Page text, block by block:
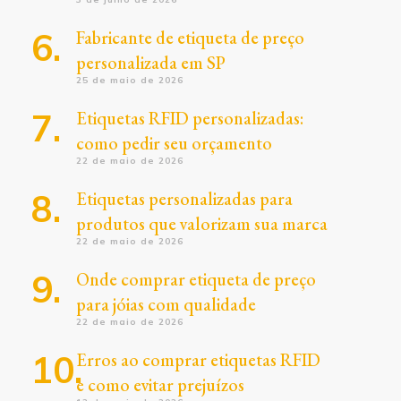
Fabricante de etiqueta de preço
personalizada em SP
25 de maio de 2026
Etiquetas RFID personalizadas:
como pedir seu orçamento
22 de maio de 2026
Etiquetas personalizadas para
produtos que valorizam sua marca
22 de maio de 2026
Onde comprar etiqueta de preço
para jóias com qualidade
22 de maio de 2026
Erros ao comprar etiquetas RFID
e como evitar prejuízos